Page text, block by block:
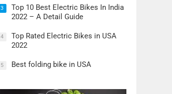
3
Top 10 Best Electric Bikes In India
2022 – A Detail Guide
4
Top Rated Electric Bikes in USA
2022
5 Best folding bike in USA